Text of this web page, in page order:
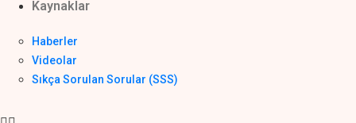
Kaynaklar
Haberler
Videolar
Sıkça Sorulan Sorular (SSS)